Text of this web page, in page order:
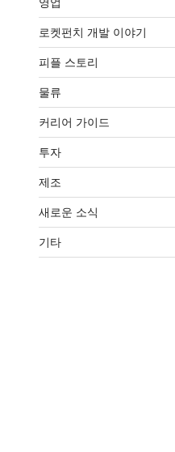
로켓펀치 개발 이야기
피플 스토리
물류
커리어 가이드
투자
제조
새로운 소식
기타